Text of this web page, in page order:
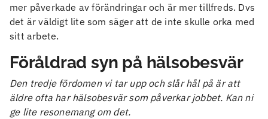
mer påverkade av förändringar och är mer tillfreds. Dvs
det är väldigt lite som säger att de inte skulle orka med
sitt arbete.
Föråldrad syn på hälsobesvär
Den tredje fördomen vi tar upp och slår hål på är att
äldre ofta har hälsobesvär som påverkar jobbet. Kan ni
ge lite resonemang om det.